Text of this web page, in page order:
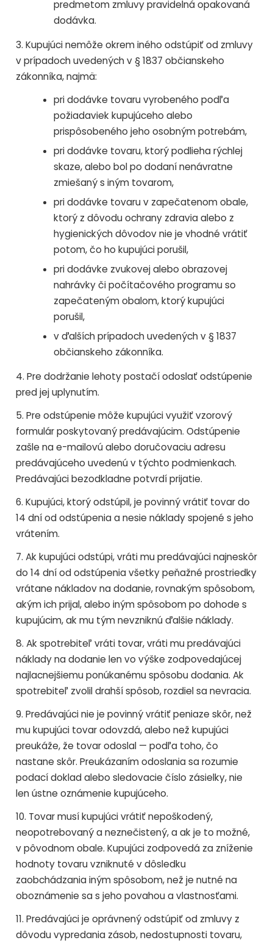
predmetom zmluvy pravidelná opakovaná
dodávka.
3. Kupujúci nemôže okrem iného odstúpiť od zmluvy
v prípadoch uvedených v § 1837 občianskeho
zákonníka, najmä:
pri dodávke tovaru vyrobeného podľa
požiadaviek kupujúceho alebo
prispôsobeného jeho osobným potrebám,
pri dodávke tovaru, ktorý podlieha rýchlej
skaze, alebo bol po dodaní nenávratne
zmiešaný s iným tovarom,
pri dodávke tovaru v zapečatenom obale,
ktorý z dôvodu ochrany zdravia alebo z
hygienických dôvodov nie je vhodné vrátiť
potom, čo ho kupujúci porušil,
pri dodávke zvukovej alebo obrazovej
nahrávky či počítačového programu so
zapečateným obalom, ktorý kupujúci
porušil,
v ďalších prípadoch uvedených v § 1837
občianskeho zákonníka.
4. Pre dodržanie lehoty postačí odoslať odstúpenie
pred jej uplynutím.
5. Pre odstúpenie môže kupujúci využiť vzorový
formulár poskytovaný predávajúcim. Odstúpenie
zašle na e-mailovú alebo doručovaciu adresu
predávajúceho uvedenú v týchto podmienkach.
Predávajúci bezodkladne potvrdí prijatie.
6. Kupujúci, ktorý odstúpil, je povinný vrátiť tovar do
14 dní od odstúpenia a nesie náklady spojené s jeho
vrátením.
7. Ak kupujúci odstúpi, vráti mu predávajúci najneskôr
do 14 dní od odstúpenia všetky peňažné prostriedky
vrátane nákladov na dodanie, rovnakým spôsobom,
akým ich prijal, alebo iným spôsobom po dohode s
kupujúcim, ak mu tým nevzniknú ďalšie náklady.
8. Ak spotrebiteľ vráti tovar, vráti mu predávajúci
náklady na dodanie len vo výške zodpovedajúcej
najlacnejšiemu ponúkanému spôsobu dodania. Ak
spotrebiteľ zvolil drahší spôsob, rozdiel sa nevracia.
9. Predávajúci nie je povinný vrátiť peniaze skôr, než
mu kupujúci tovar odovzdá, alebo než kupujúci
preukáže, že tovar odoslal — podľa toho, čo
nastane skôr. Preukázaním odoslania sa rozumie
podací doklad alebo sledovacie číslo zásielky, nie
len ústne oznámenie kupujúceho.
10. Tovar musí kupujúci vrátiť nepoškodený,
neopotrebovaný a neznečistený, a ak je to možné,
v pôvodnom obale. Kupujúci zodpovedá za zníženie
hodnoty tovaru vzniknuté v dôsledku
zaobchádzania iným spôsobom, než je nutné na
oboznámenie sa s jeho povahou a vlastnosťami.
11. Predávajúci je oprávnený odstúpiť od zmluvy z
dôvodu vypredania zásob, nedostupnosti tovaru,